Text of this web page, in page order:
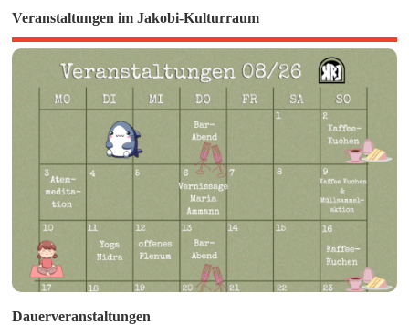
Veranstaltungen im Jakobi-Kulturraum
Dauerveranstaltungen